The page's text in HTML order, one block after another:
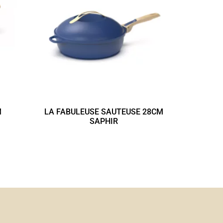
LA FABULEUSE SAUTEUSE 28CM
SAPHIR